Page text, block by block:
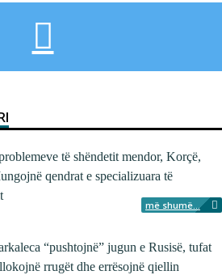
të shëndetit mendor, Korçë,
qendrat e specializuara të
më shumë...
“pushtojnë” jugun e Rusisë, tufat
rrugët dhe errësojnë qiellin